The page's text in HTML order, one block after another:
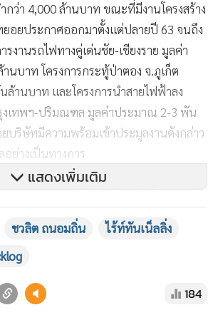
กว่า 4,000 ล้านบาท ขณะที่มีงานโครงสร้าง
อยประกาศออกมาตั้งแต่ปลายปี 63 จนถึง
รงานรถไฟทางคู่เด่นชัย-เชียงราย มูลค่า
บาท โครงการกระทู้ป่าตอง จ.ภูเก็ต
านบาท และโครงการนำสายไฟฟ้าลง
งเทพฯ-ปริมณฑล มูลค่าประมาณ 2-3 พัน
บริษัทมีความพร้อมเข้าประมูลงานดังกล่าว
ย่างเป็นทางการ
งมอบงานก่อสร้างโรงไฟฟ้าพลังน้ำขนาดเล็ก
ถ์ มูลค่าโครงการ 189.77 ล้านบาท ให้แก่
รไฟฟ้าฝ่ายผลิตแห่งประเทศไทย ซึ่งปัจจุบัน
รับงาน โดยเมื่อส่งมอบงานเป็นที่เรียบร้อย
4/63 นี้
แสดงเพิ่มเติม
ชวลิต ถนอมถิ่น
ไร้ท์ทันเน็ลลิ่ง
184